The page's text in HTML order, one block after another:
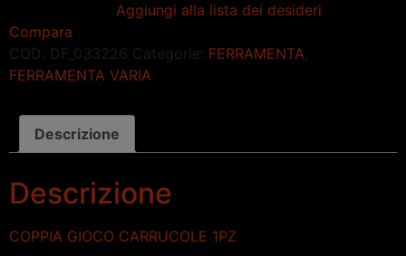
Aggiungi alla lista dei desideri
Compara
COD: DF_033226 Categorie: FERRAMENTA,
FERRAMENTA VARIA
Descrizione
Descrizione
COPPIA GIOCO CARRUCOLE 1PZ